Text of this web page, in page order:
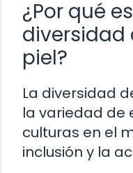
¿Por qué
diversidad
piel?
La diversidad
la variedad de
culturas en el
inclusión y la